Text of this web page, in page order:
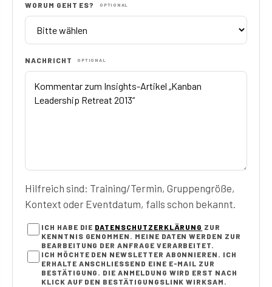
WORUM GEHT ES? OPTIONAL
NACHRICHT OPTIONAL
Hilfreich sind: Training/Termin, Gruppengröße,
Kontext oder Eventdatum, falls schon bekannt.
ICH HABE DIE DATENSCHUTZERKLÄRUNG ZUR
KENNTNIS GENOMMEN. MEINE DATEN WERDEN ZUR
BEARBEITUNG DER ANFRAGE VERARBEITET.
ICH MÖCHTE DEN NEWSLETTER ABONNIEREN. ICH
ERHALTE ANSCHLIESSEND EINE E-MAIL ZUR B
ESTÄTIGUNG. DIE ANMELDUNG WIRD ERST NACH K
LICK AUF DEN BESTÄTIGUNGSLINK WIRKSAM.